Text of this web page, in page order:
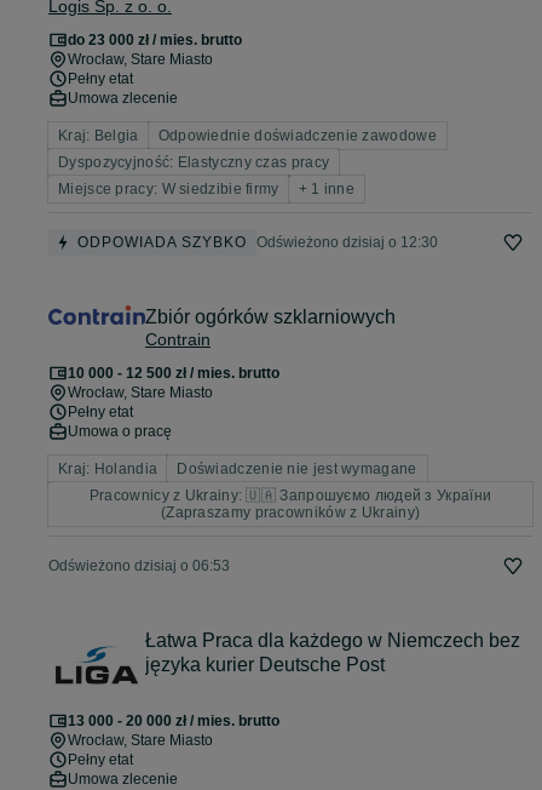
Logis Sp. z o. o.
do 23 000 zł / mies. brutto
Wrocław, Stare Miasto
Pełny etat
Umowa zlecenie
Kraj: Belgia
Odpowiednie doświadczenie zawodowe
Dyspozycyjność: Elastyczny czas pracy
Miejsce pracy: W siedzibie firmy
+ 1 inne
ODPOWIADA SZYBKO Odświeżono dzisiaj o 12:30
Zbiór ogórków szklarniowych
Contrain
10 000 - 12 500 zł / mies. brutto
Wrocław, Stare Miasto
Pełny etat
Umowa o pracę
Kraj: Holandia
Doświadczenie nie jest wymagane
Pracownicy z Ukrainy: 🇺🇦 Запрошуємо людей з України
(Zapraszamy pracowników z Ukrainy)
Odświeżono dzisiaj o 06:53
Łatwa Praca dla każdego w Niemczech bez
języka kurier Deutsche Post
13 000 - 20 000 zł / mies. brutto
Wrocław, Stare Miasto
Pełny etat
Umowa zlecenie